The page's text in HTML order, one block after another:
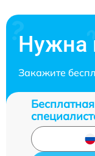
Нужна
Закажите